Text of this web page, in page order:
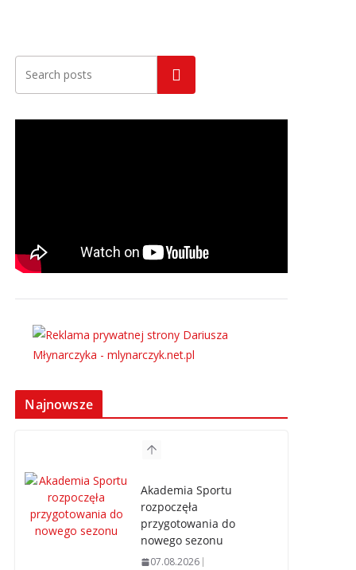
Szukaj
Najnowsze
Akademia Sportu
rozpoczęła
przygotowania do
nowego sezonu
07.08.2026